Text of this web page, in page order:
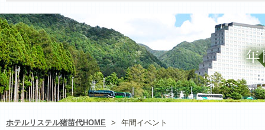
ホテルリステル猪苗代HOME > 年間イベント